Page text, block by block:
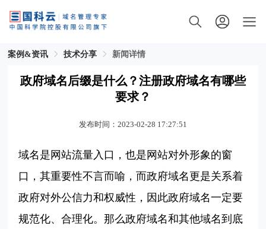
案例&资讯 技术分享 新闻详情
政府域名后缀是什么？注册政府域名有哪些
要求？
发布时间：2023-02-28 17:27:51
域名是网站流量入口，也是网站对外形象的窗
口，其重要性不言而喻，而政府域名更是关系着
政府对外公信力和权威性，因此政府域名一定要
规范化、合理化。那么政府域名和其他域名到底